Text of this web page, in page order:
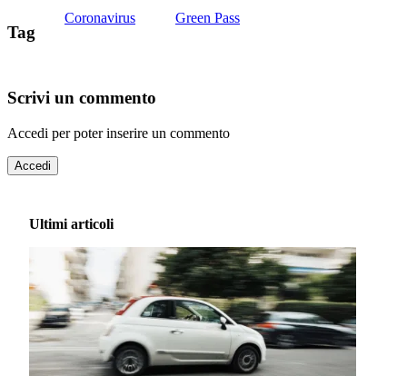
Tag
Coronavirus Green Pass
Scrivi un commento
Accedi per poter inserire un commento
Accedi
Ultimi articoli